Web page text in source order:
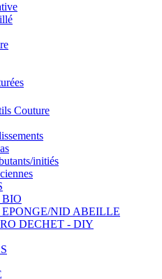
Couture
initiés
BIO
EPONGE/NID ABEILLE
DECHET - DIY